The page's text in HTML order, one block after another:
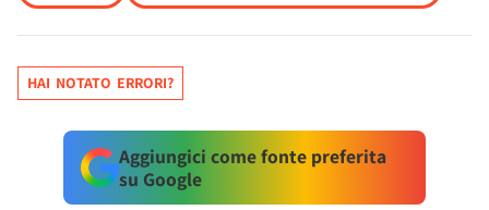
HAI NOTATO ERRORI?
Aggiungici come fonte preferita
su Google